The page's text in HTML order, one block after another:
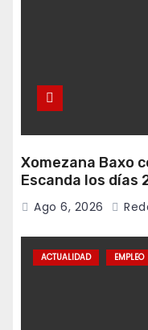
Xomezana Baxo
Escanda los días
Ago 6, 2026
ACTUALIDAD EMPLEO